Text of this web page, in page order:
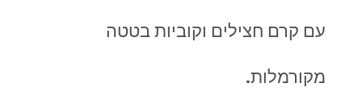
עם קרם חצילים וקוביות בטטה
מקורמלות.